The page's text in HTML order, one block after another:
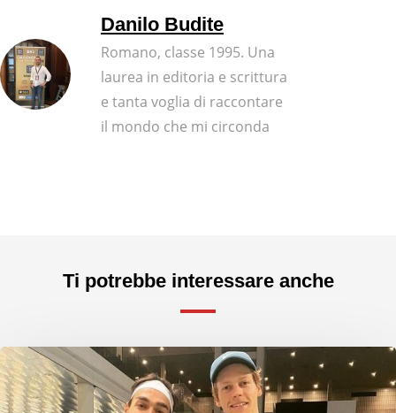
Danilo Budite
Romano, classe 1995. Una
laurea in editoria e scrittura
e tanta voglia di raccontare
il mondo che mi circonda
Ti potrebbe interessare anche